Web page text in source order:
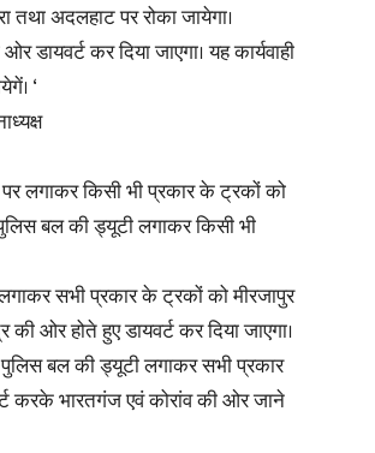
in
Hindi,
अदलहाट पर रोका जायेगा।
कर दिया जाएगा। यह कार्यवाही
‘
लगाकर किसी भी प्रकार के ट्रकों को
बल की ड्यूटी लगाकर किसी भी
सभी प्रकार के ट्रकों को मीरजापुर
ओर होते हुए डायवर्ट कर दिया जाएगा।
बल की ड्यूटी लगाकर सभी प्रकार
करके भारतगंज एवं कोरांव की ओर जाने